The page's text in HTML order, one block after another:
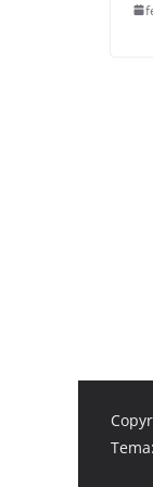
Tema: